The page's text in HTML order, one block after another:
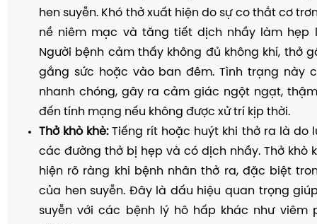
hen suyễn. Khó thở xuất hiện do sự co thắt cơ
nề niêm mạc và tăng tiết dịch nhầy làm hẹp
Người bệnh cảm thấy không đủ không khí, thở
gắng sức hoặc vào ban đêm. Tình trạng này
nhanh chóng, gây ra cảm giác ngột ngạt,
đến tính mạng nếu không được xử trí kịp thời.
Thở khò khè:Tiếng rít hoặc huýt khi thở ra là do
các đường thở bị hẹp và có dịch nhầy. Thở khò
hiện rõ ràng khi bệnh nhân thở ra, đặc biệt
của hen suyễn. Đây là dấu hiệu quan trọng
suyễn với các bệnh lý hô hấp khác như viêm